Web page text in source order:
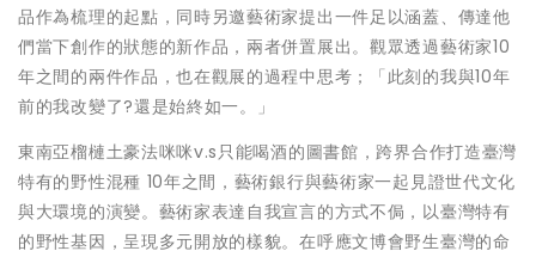
品作為梳理的起點，同時另邀藝術家提出一件足以涵蓋、傳達他
們當下創作的狀態的新作品，兩者併置展出。觀眾透過藝術家10
年之間的兩件作品，也在觀展的過程中思考；「此刻的我與10年
前的我改變了?還是始終如一。」
東南亞榴槤土豪法咪咪v.s只能喝酒的圖書館，跨界合作打造臺灣
特有的野性混種 10年之間，藝術銀行與藝術家一起見證世代文化
與大環境的演變。藝術家表達自我宣言的方式不侷，以臺灣特有
的野性基因，呈現多元開放的樣貌。在呼應文博會野生臺灣的命